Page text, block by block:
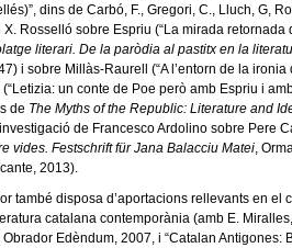
dins de Carbó, F., Gregori, C., Lluch, G,
Rosselló sobre Espriu (“La mirada
literari. De la paròdia al pastitx en la
i sobre Millàs-Raurell (“A l’entorn de la
un conte de Poe però amb Espriu i
de The Myths of the Republic: Literature and
de Francesco Ardolino sobre Pere
vides. Festschrift für Jana Balacciu Matei,
2013).
també disposa d’aportacions rellevants en
catalana contemporània (amb E. Miralles,
, Obrador Edèndum, 2007, i “Catalan Antigones: